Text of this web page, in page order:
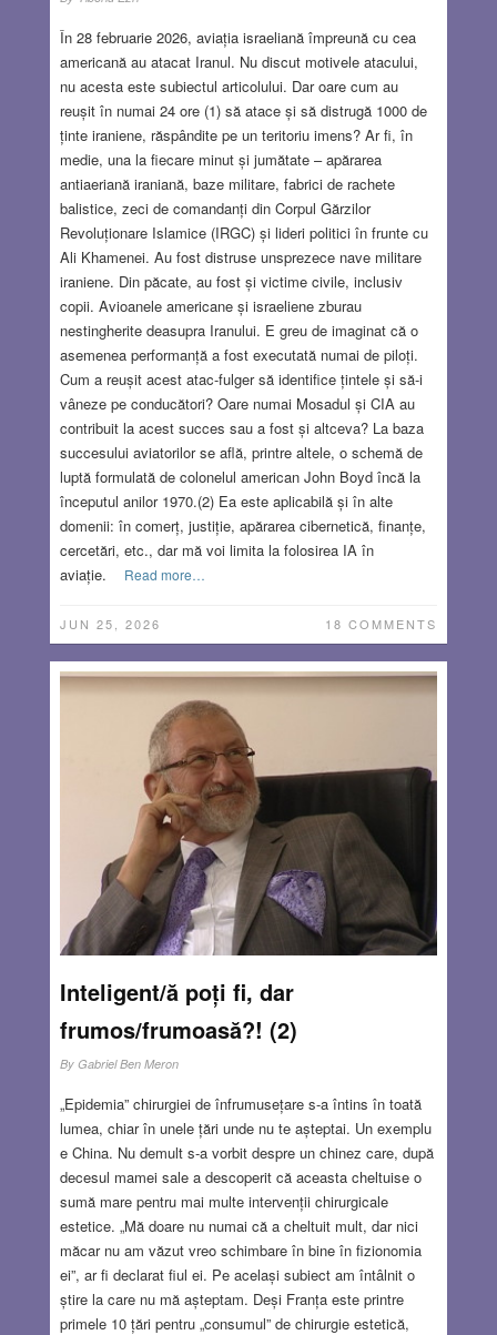
În 28 februarie 2026, aviația israeliană împreună cu cea
americană au atacat Iranul. Nu discut motivele atacului,
nu acesta este subiectul articolului. Dar oare cum au
reușit în numai 24 ore (1) să atace și să distrugă 1000 de
ținte iraniene, răspândite pe un teritoriu imens? Ar fi, în
medie, una la fiecare minut și jumătate – apărarea
antiaeriană iraniană, baze militare, fabrici de rachete
balistice, zeci de comandanți din Corpul Gărzilor
Revoluționare Islamice (IRGC) și lideri politici în frunte cu
Ali Khamenei. Au fost distruse unsprezece nave militare
iraniene. Din păcate, au fost și victime civile, inclusiv
copii. Avioanele americane și israeliene zburau
nestingherite deasupra Iranului. E greu de imaginat că o
asemenea performanță a fost executată numai de piloți.
Cum a reușit acest atac-fulger să identifice țintele și să-i
vâneze pe conducători? Oare numai Mosadul și CIA au
contribuit la acest succes sau a fost și altceva? La baza
succesului aviatorilor se află, printre altele, o schemă de
luptă formulată de colonelul american John Boyd încă la
începutul anilor 1970.(2) Ea este aplicabilă și în alte
domenii: în comerț, justiție, apărarea cibernetică, finanțe,
cercetări, etc., dar mă voi limita la folosirea IA în
aviație.
Read more…
JUN 25, 2026 18 COMMENTS
Inteligent/ă poți fi, dar
frumos/frumoasă?! (2)
By Gabriel Ben Meron
„Epidemia” chirurgiei de înfrumusețare s-a întins în toată
lumea, chiar în unele țări unde nu te așteptai. Un exemplu
e China. Nu demult s-a vorbit despre un chinez care, după
decesul mamei sale a descoperit că aceasta cheltuise o
sumă mare pentru mai multe intervenții chirurgicale
estetice. „Mă doare nu numai că a cheltuit mult, dar nici
măcar nu am văzut vreo schimbare în bine în fizionomia
ei”, ar fi declarat fiul ei. Pe același subiect am întâlnit o
știre la care nu mă așteptam. Deși Franța este printre
primele 10 țări pentru „consumul” de chirurgie estetică,